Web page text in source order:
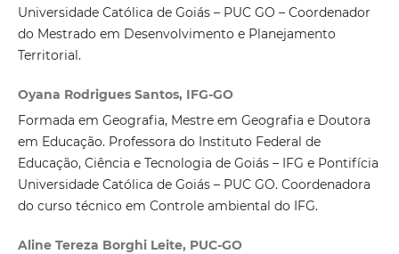
Universidade Católica de Goiás – PUC GO – Coordenador
do Mestrado em Desenvolvimento e Planejamento
Territorial.
Oyana Rodrigues Santos, IFG-GO
Formada em Geografia, Mestre em Geografia e Doutora
em Educação. Professora do Instituto Federal de
Educação, Ciência e Tecnologia de Goiás – IFG e Pontifícia
Universidade Católica de Goiás – PUC GO. Coordenadora
do curso técnico em Controle ambiental do IFG.
Aline Tereza Borghi Leite, PUC-GO